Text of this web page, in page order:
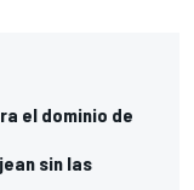
el dominio de
sin las